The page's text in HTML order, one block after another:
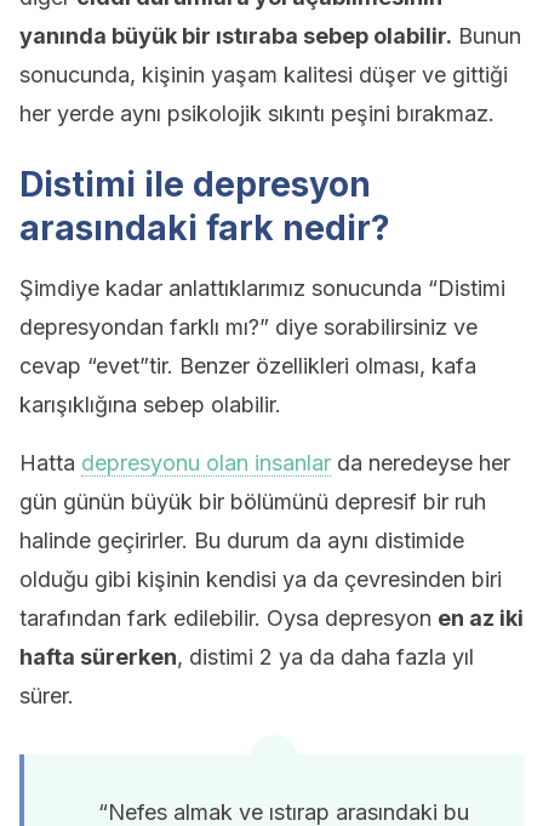
yanında büyük bir ıstıraba sebep olabilir. Bunun
sonucunda, kişinin yaşam kalitesi düşer ve gittiği
her yerde aynı psikolojik sıkıntı peşini bırakmaz.
Distimi ile depresyon
arasındaki fark nedir?
Şimdiye kadar anlattıklarımız sonucunda “Distimi
depresyondan farklı mı?” diye sorabilirsiniz ve
cevap “evet”tir. Benzer özellikleri olması, kafa
karışıklığına sebep olabilir.
Hatta depresyonu olan insanlar da neredeyse her
gün günün büyük bir bölümünü depresif bir ruh
halinde geçirirler. Bu durum da aynı distimide
olduğu gibi kişinin kendisi ya da çevresinden biri
tarafından fark edilebilir. Oysa depresyon en az iki
hafta sürerken, distimi 2 ya da daha fazla yıl
sürer.
“Nefes almak ve ıstırap arasındaki bu